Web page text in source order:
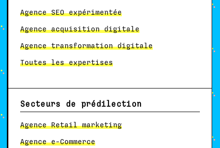
Agence SEO expérimentée
Agence acquisition digitale
Agence transformation digitale
Toutes les expertises
Secteurs de prédilection
Agence Retail marketing
Agence e-Commerce